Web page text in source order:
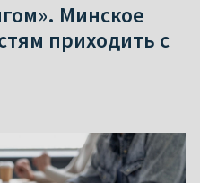
Минское
приходить с